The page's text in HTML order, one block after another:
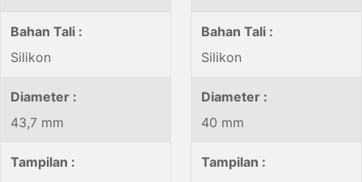
Bahan Tali :
Silikon
Bahan Tali :
Silikon
Diameter :
43,7 mm
Diameter :
40 mm
Tampilan :
Tampilan :